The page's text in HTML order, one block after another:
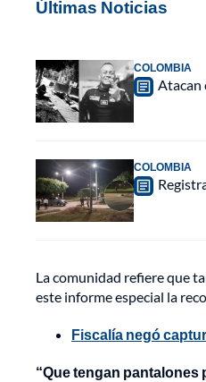
Últimas Noticias
COLOMBIA
Atacan
COLOMBIA
La comunidad refiere que
este informe especial la
Fiscalía negó
“Que tengan